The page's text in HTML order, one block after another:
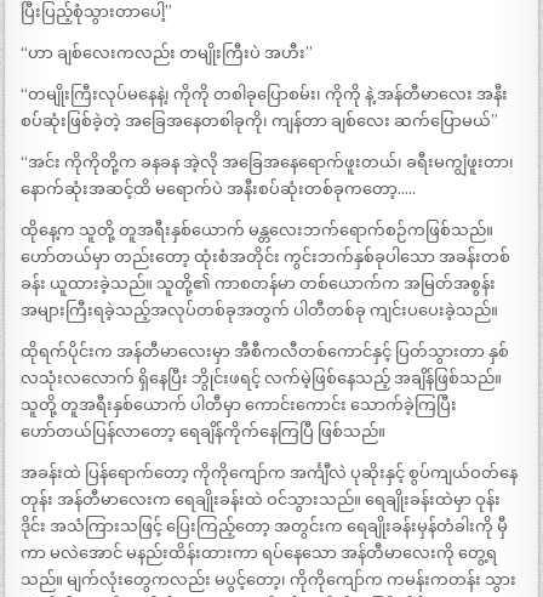
ပြီးပြည့်စုံသွားတာပေါ့”
“ဟာ ချစ်လေးကလည်း တမျိုးကြီးပဲ အဟီး”
“တမျိုးကြီးလုပ်မနေနဲ့၊ ကိုကို တစါခုပြောစမ်း၊ ကိုကို နဲ့ အန်တီမာလေး အနီး
စပ်ဆုံးဖြစ်ခဲ့တဲ့ အခြေအနေတစါခုကို၊ ကျန်တာ ချစ်လေး ဆက်ပြောမယ်”
“အင်း ကိုကိုတို့က ခနခန အဲ့လို အခြေအနေရောက်ဖူးတယ်၊ ခရီးမကျွံဖူးတာ၊
နောက်ဆုံးအဆင့်ထိ မရောက်ပဲ အနီးစပ်ဆုံးတစ်ခုကတော့…..
ထိုနေ့က သူတို့ တူအရီးနှစ်ယောက် မန္တလေးဘက်ရောက်စဉ်ကဖြစ်သည်။
ဟော်တယ်မှာ တည်းတော့ ထုံးစံအတိုင်း ကွင်းဘက်နှစ်ခုပါသော အခန်းတစ်
ခန်း ယူထားခဲ့သည်။ သူတို့၏ ကာစတန်မာ တစ်ယောက်က အမြတ်အစွန်း
အများကြီးရခဲ့သည့်အလုပ်တစ်ခုအတွက် ပါတီတစ်ခု ကျင်းပပေးခဲ့သည်။
ထိုရက်ပိုင်းက အန်တီမာလေးမှာ အီစီကလီတစ်ကောင်နှင့် ပြတ်သွားတာ နှစ်
လသုံးလလောက် ရှိနေပြီး ဘွိုင်းဖရင့် လက်မဲ့ဖြစ်နေသည့် အချိန်ဖြစ်သည်။
သူတို့ တူအရီးနှစ်ယောက် ပါတီမှာ ကောင်းကောင်း သောက်ခဲ့ကြပြီး
ဟော်တယ်ပြန်လာတော့ ရေချိန်ကိုက်နေကြပြီ ဖြစ်သည်။
အခန်းထဲ ပြန်ရောက်တော့ ကိုကိုကျော်က အင်္ကျီလဲ ပုဆိုးနှင့် စွပ်ကျယ်ဝတ်နေ
တုန်း အန်တီမာလေးက ရေချိုးခန်းထဲ ဝင်သွားသည်။ ရေချိုးခန်းထဲမှာ ဝုန်း
ဒိုင်း အသံကြားသဖြင့် ပြေးကြည့်တော့ အတွင်းက ရေချိုးခန်းမှန်တံခါးကို မှီ
ကာ မလဲအောင် မနည်းထိန်းထားကာ ရပ်နေသော အန်တီမာလေးကို တွေ့ရ
သည်။ မျက်လုံးတွေကလည်း မပွင့်တော့၊ ကိုကိုကျော်က ကမန်းကတန်း သွား